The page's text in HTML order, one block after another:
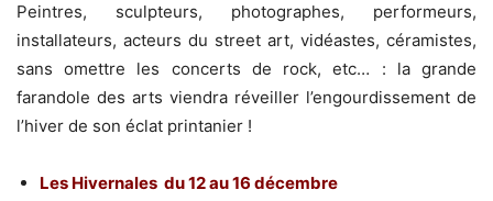
Peintres, sculpteurs, photographes, performeurs,
installateurs, acteurs du street art, vidéastes, céramistes,
sans omettre les concerts de rock, etc… : la grande
farandole des arts viendra réveiller l’engourdissement de
l’hiver de son éclat printanier !
Les Hivernales du 12 au 16 décembre